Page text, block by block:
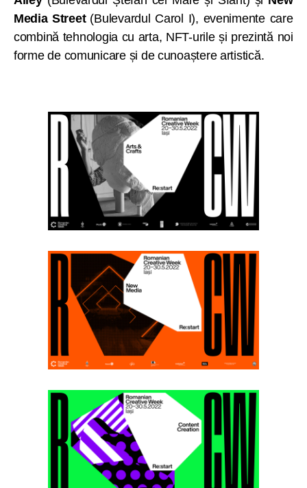
Media Street (Bulevardul Carol I), evenimente care
combină tehnologia cu arta, NFT-urile și prezintă noi
forme de comunicare și de cunoaștere artistică.